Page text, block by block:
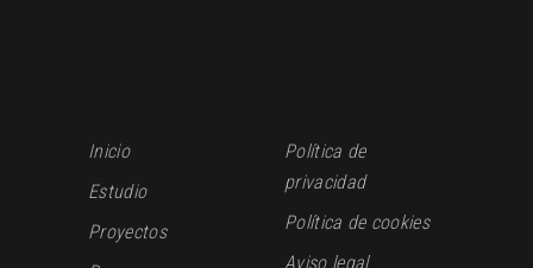
Inicio
Estudio
Proyectos
Política de
privacidad
Política de cookies
Aviso legal